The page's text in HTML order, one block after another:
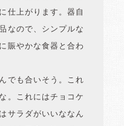
仕上がります。器自
なので、シンプルな
賑やかな食器と合わ
でも合いそう。これ
。これにはチョコケ
サラダがいいななん